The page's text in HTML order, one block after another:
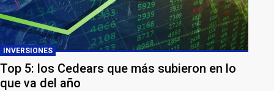
INVERSIONES
Top 5: los Cedears que más subieron en lo
que va del año